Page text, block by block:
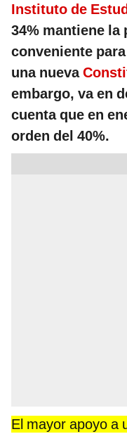
Instituto de
34% mantiene la
conveniente
una nueva
embargo, va en
cuenta que en
orden del 40%.
El mayor apoyo a